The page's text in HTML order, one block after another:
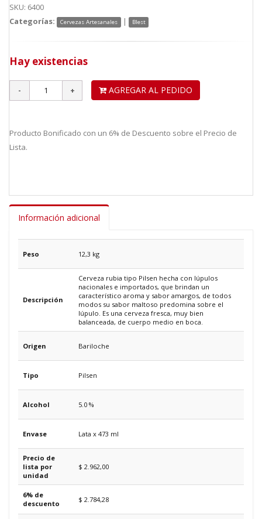
SKU: 6400
Categorías:
Cervezas Artesanales | Blest
Hay existencias
AGREGAR AL PEDIDO
Producto Bonificado con un 6% de Descuento sobre el Precio de
Lista.
Información adicional
Peso 12,3 kg
Descripción
Cerveza rubia tipo Pilsen hecha con lúpulos
nacionales e importados, que brindan un
característico aroma y sabor amargos, de todos
modos su sabor maltoso predomina sobre el
lúpulo. Es una cerveza fresca, muy bien
balanceada, de cuerpo medio en boca.
Origen Bariloche
Tipo Pilsen
Alcohol 5.0 %
Envase Lata x 473 ml
Precio de
lista por
unidad
$ 2.962,00
6% de
descuento
$ 2.784,28